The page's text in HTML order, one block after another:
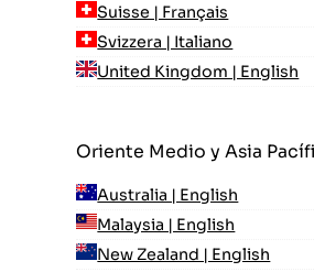
Suisse | Français
Svizzera | Italiano
United Kingdom | English
Oriente Medio y Asia
Australia | English
Malaysia | English
New Zealand | English